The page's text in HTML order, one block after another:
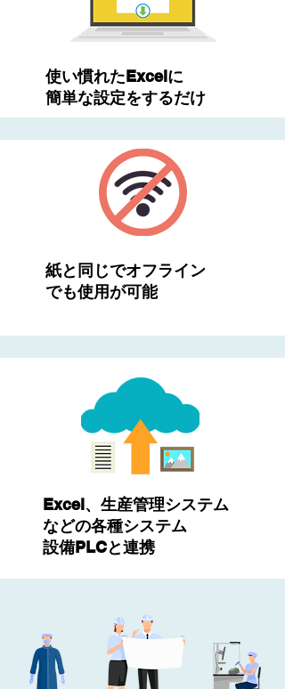
​使い慣れたExcelに
簡単な設定をするだけ
​紙と同じでオフライン
​でも使用が可能
Excel、生産管理システム
などの各種システム
設備PLCと連携